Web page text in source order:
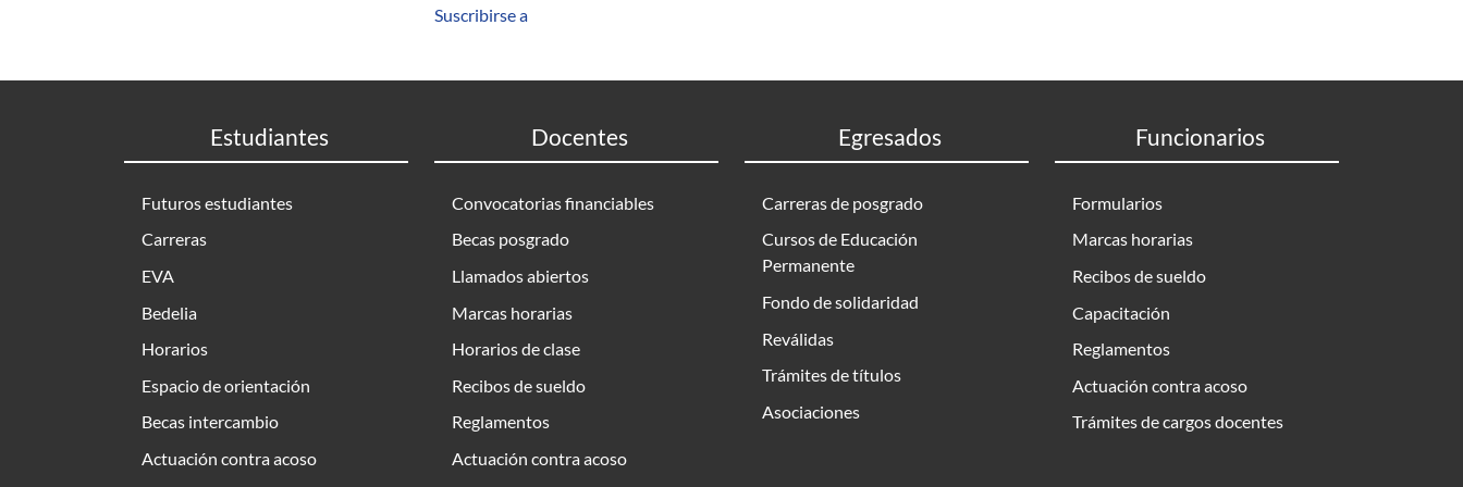
Suscribirse a
Estudiantes
Futuros estudiantes
Carreras
EVA
Bedelia
Horarios
Espacio de orientación
Becas intercambio
Actuación contra acoso
Docentes
Convocatorias financiables
Becas posgrado
Llamados abiertos
Marcas horarias
Horarios de clase
Recibos de sueldo
Reglamentos
Actuación contra acoso
Egresados
Carreras de posgrado
Cursos de Educación
Permanente
Fondo de solidaridad
Reválidas
Trámites de títulos
Asociaciones
Funcionarios
Formularios
Marcas horarias
Recibos de sueldo
Capacitación
Reglamentos
Actuación contra acoso
Trámites de cargos docentes